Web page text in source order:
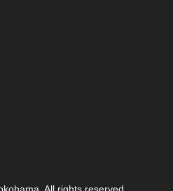
All rights reserved.